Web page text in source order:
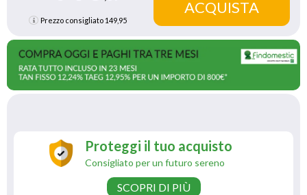
Prezzo consigliato 149,95
Proteggi il tuo acquisto
Consigliato per un futuro sereno
SCOPRI DI PIÙ